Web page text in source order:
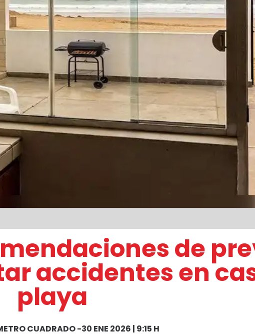
de
accidentes en
playa
CUADRADO-30 ENE 2026 | 9:15 H